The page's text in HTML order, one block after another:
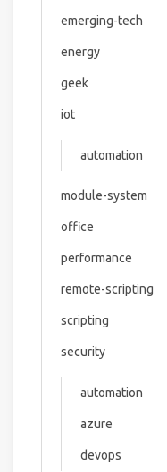
emerging-tech
energy
geek
iot
automation
module-system
office
performance
remote-scripting
scripting
security
automation
azure
devops